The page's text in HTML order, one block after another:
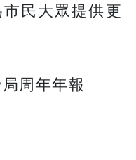
民大眾提供更
周年年報